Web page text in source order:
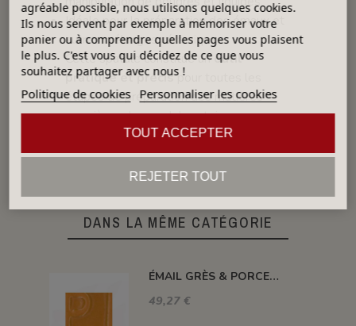
Idéale pour la préparation des émaux et
autres mélanges céramiques
Cette spatule constitue un outil
pratique et précispour toutes les
étapes de préparation des matières
premières dans un laboratoire ou un
atelier de céramique.
DANS LA MÊME CATÉGORIE
ÉMAIL GRÈS & PORCELAINE SANS PLOMB MANDARINE 010582
49,27 €
agréable possible, nous utilisons quelques cookies.
Ils nous servent par exemple à mémoriser votre
panier ou à comprendre quelles pages vous plaisent
le plus. C'est vous qui décidez de ce que vous
souhaitez partager avec nous !
Politique de cookies Personnaliser les cookies
REJETER TOUT
TOUT ACCEPTER